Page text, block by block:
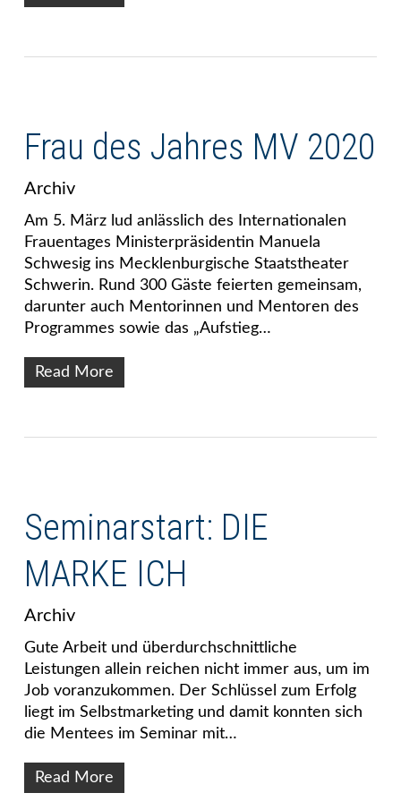
Frau des Jahres MV 2020
Archiv
Am 5. März lud anlässlich des Internationalen
Frauentages Ministerpräsidentin Manuela
Schwesig ins Mecklenburgische Staatstheater
Schwerin. Rund 300 Gäste feierten gemeinsam,
darunter auch Mentorinnen und Mentoren des
Programmes sowie das „Aufstieg…
Read More
Seminarstart: DIE
MARKE ICH
Archiv
Gute Arbeit und überdurchschnittliche
Leistungen allein reichen nicht immer aus, um im
Job voranzukommen. Der Schlüssel zum Erfolg
liegt im Selbstmarketing und damit konnten sich
die Mentees im Seminar mit…
Read More